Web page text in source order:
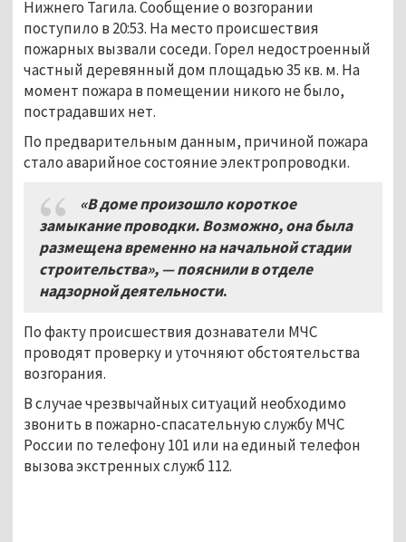
Нижнего Тагила. Сообщение о возгорании
поступило в 20:53. На место происшествия
пожарных вызвали соседи. Горел недостроенный
частный деревянный дом площадью 35 кв. м. На
момент пожара в помещении никого не было,
пострадавших нет.
По предварительным данным, причиной пожара
стало аварийное состояние электропроводки.
«В доме произошло короткое
замыкание проводки. Возможно, она была
размещена временно на начальной стадии
строительства», —пояснили в отделе
надзорной деятельности.
По факту происшествия дознаватели МЧС
проводят проверку и уточняют обстоятельства
возгорания.
В случае чрезвычайных ситуаций необходимо
звонить в пожарно-спасательную службу МЧС
России по телефону 101 или на единый телефон
вызова экстренных служб 112.